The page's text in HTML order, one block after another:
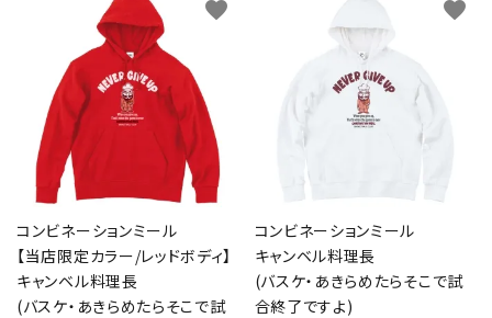
コンビネーションミール
【当店限定カラー/レッドボディ】
キャンベル料理長
(バスケ・あきらめたらそこで試
favorite
コンビネーションミール
キャンベル料理長
(バスケ・あきらめたらそこで試
合終了ですよ)
favorite